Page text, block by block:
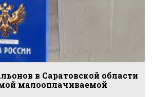
в Саратовской области
малооплачиваемой